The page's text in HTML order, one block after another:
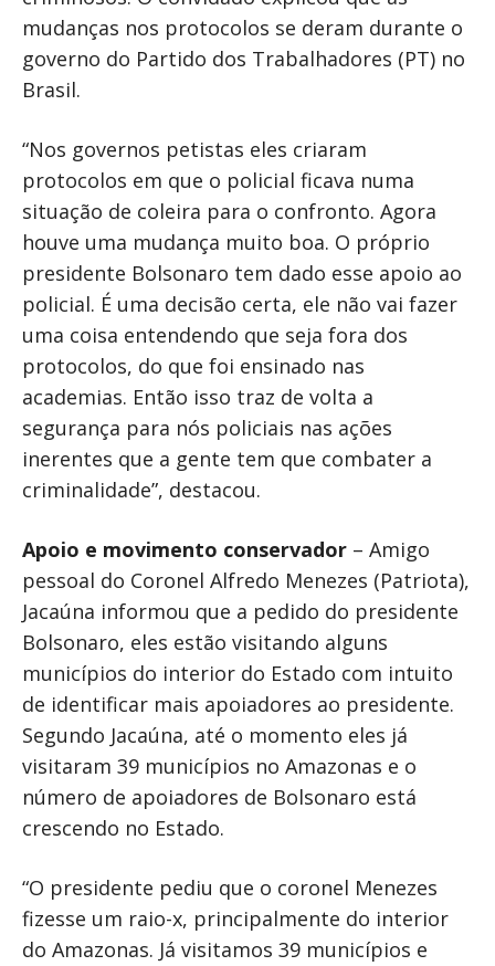
mudanças nos protocolos se deram durante o
governo do Partido dos Trabalhadores (PT) no
Brasil.
“Nos governos petistas eles criaram
protocolos em que o policial ficava numa
situação de coleira para o confronto. Agora
houve uma mudança muito boa. O próprio
presidente Bolsonaro tem dado esse apoio ao
policial. É uma decisão certa, ele não vai fazer
uma coisa entendendo que seja fora dos
protocolos, do que foi ensinado nas
academias. Então isso traz de volta a
segurança para nós policiais nas ações
inerentes que a gente tem que combater a
criminalidade”, destacou.
Apoio e movimento conservador – Amigo
pessoal do Coronel Alfredo Menezes (Patriota),
Jacaúna informou que a pedido do presidente
Bolsonaro, eles estão visitando alguns
municípios do interior do Estado com intuito
de identificar mais apoiadores ao presidente.
Segundo Jacaúna, até o momento eles já
visitaram 39 municípios no Amazonas e o
número de apoiadores de Bolsonaro está
crescendo no Estado.
“O presidente pediu que o coronel Menezes
fizesse um raio-x, principalmente do interior
do Amazonas. Já visitamos 39 municípios e